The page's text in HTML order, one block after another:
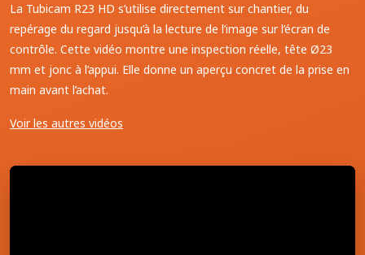
La Tubicam R23 HD s’utilise directement sur chantier, du
repérage du regard jusqu’à la lecture de l’image sur l’écran de
contrôle. Cette vidéo montre une inspection réelle, tête Ø23
mm et jonc à l’appui. Elle donne un aperçu concret de la prise en
main avant l’achat.
Voir les autres vidéos